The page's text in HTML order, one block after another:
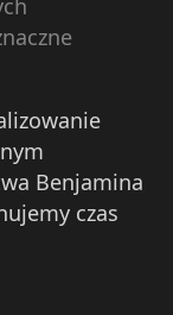
Benjamina
czas